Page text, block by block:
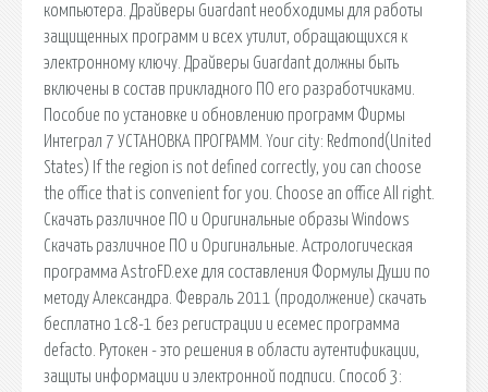
компьютера. Драйверы Guardant необходимы для работы
защищенных программ и всех утилит, обращающихся к
электронному ключу. Драйверы Guardant должны быть
включены в состав прикладного ПО его разработчиками.
Пособие по установке и обновлению программ Фирмы
Интеграл 7 УСТАНОВКА ПРОГРАММ. Your city: Redmond(United
States) If the region is not defined correctly, you can choose
the office that is convenient for you. Choose an office All right.
Скачать различное ПО и Оригинальные образы Windows
Скачать различное ПО и Оригинальные. Астрологическая
программа AstroFD.exe для составления Формулы Души по
методу Александра. Февраль 2011 (продолжение) скачать
бесплатно 1с8-1 без регистрации и есемес программа
defacto. Рутокен - это решения в области аутентификации,
защиты информации и электронной подписи. Способ 3: